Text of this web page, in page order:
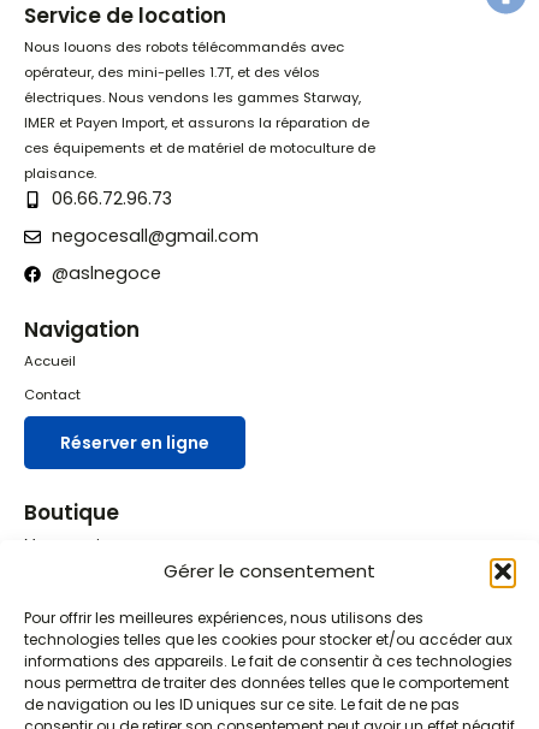
Gérer le consentement
Pour offrir les meilleures expériences, nous utilisons des
technologies telles que les cookies pour stocker et/ou accéder aux
informations des appareils. Le fait de consentir à ces technologies
nous permettra de traiter des données telles que le comportement
de navigation ou les ID uniques sur ce site. Le fait de ne pas
Service de location
Nous louons des robots télécommandés avec
opérateur, des mini-pelles 1.7T, et des vélos
électriques. Nous vendons les gammes Starway,
IMER et Payen Import, et assurons la réparation de
ces équipements et de matériel de motoculture de
plaisance.
06.66.72.96.73
negocesall@gmail.com
@aslnegoce
Navigation
Accueil
Contact
Réserver en ligne
Boutique
Mon compte
Panier
Mot de passe perdu
Liens pratiques